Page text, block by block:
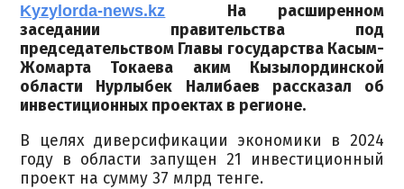
Kyzylorda-news.kz
На расширенном
заседании правительства под
председательством Главы государства Касым-
Жомарта Токаева аким Кызылординской
области Нурлыбек Налибаев рассказал об
инвестиционных проектах в регионе.
В целях диверсификации экономики в 2024
году в области запущен 21 инвестиционный
проект на сумму 37 млрд тенге.